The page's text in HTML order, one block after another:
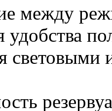
между
световыми